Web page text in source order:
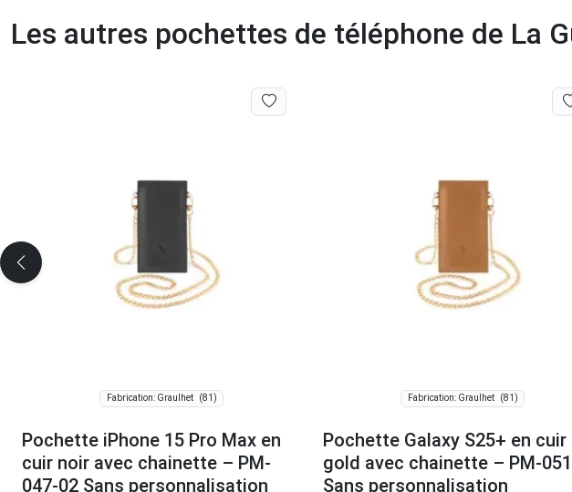
Les autres pochettes de téléphone de La
Fabrication: Graulhet (81)
Pochette iPhone 15 Pro Max en
cuir noir avec chainette – PM-
047-02 Sans personnalisation
Fabrication: Graulhet (81)
Pochette Galaxy S25+ en cuir
gold avec chainette – PM-
Sans personnalisation